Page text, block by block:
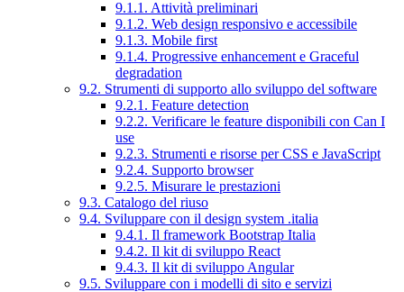
9.1.1. Attività preliminari
9.1.2. Web design responsivo e accessibile
9.1.3. Mobile first
9.1.4. Progressive enhancement e Graceful
degradation
9.2. Strumenti di supporto allo sviluppo del software
9.2.1. Feature detection
9.2.2. Verificare le feature disponibili con Can I
use
9.2.3. Strumenti e risorse per CSS e JavaScript
9.2.4. Supporto browser
9.2.5. Misurare le prestazioni
9.3. Catalogo del riuso
9.4. Sviluppare con il design system .italia
9.4.1. Il framework Bootstrap Italia
9.4.2. Il kit di sviluppo React
9.4.3. Il kit di sviluppo Angular
9.5. Sviluppare con i modelli di sito e servizi